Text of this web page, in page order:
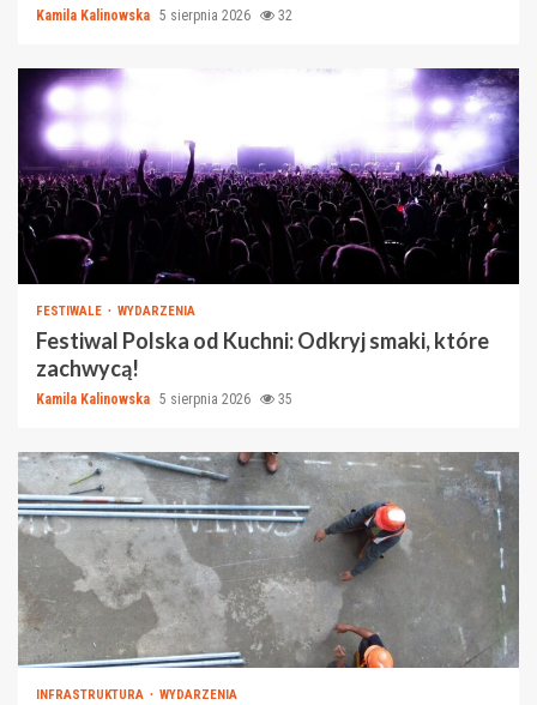
Kamila Kalinowska 5 sierpnia 2026 32
FESTIWALE WYDARZENIA
Festiwal Polska od Kuchni: Odkryj smaki, które
zachwycą!
Kamila Kalinowska 5 sierpnia 2026 35
INFRASTRUKTURA WYDARZENIA